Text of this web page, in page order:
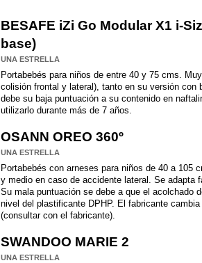
BESAFE iZi Go Modular X1 i-
base)
UNA ESTRELLA
Portabebés para niños de entre 40 y 75 cms.
colisión frontal y lateral), tanto en su versión con
debe su baja puntuación a su contenido en
utilizarlo durante más de 7 años.
OSANN OREO 360º
UNA ESTRELLA
Portabebés con arneses para niños de 40 a 105
y medio en caso de accidente lateral. Se adapta
Su mala puntuación se debe a que el acolchado
nivel del plastificante DPHP. El fabricante
(consultar con el fabricante).
SWANDOO MARIE 2
UNA ESTRELLA